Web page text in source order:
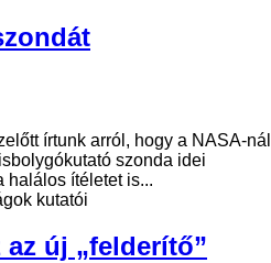
írtunk arról, hogy a NASA-nál
szonda idei
halálos ítéletet is...
kutatói
új „felderítő”